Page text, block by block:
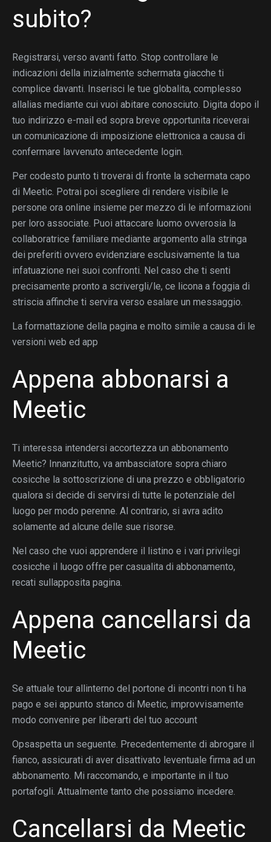
subito?
Registrarsi, verso avanti fatto. Stop controllare le
indicazioni della inizialmente schermata giacche ti
complice davanti. Inserisci le tue globalita, complesso
allalias mediante cui vuoi abitare conosciuto. Digita dopo il
tuo indirizzo e-mail ed sopra breve opportunita riceverai
un comunicazione di imposizione elettronica a causa di
confermare lavvenuto antecedente login.
Per codesto punto ti troverai di fronte la schermata capo
di Meetic. Potrai poi scegliere di rendere visibile le
persone ora online insieme per mezzo di le informazioni
per loro associate. Puoi attaccare luomo ovverosia la
collaboratrice familiare mediante argomento alla stringa
dei preferiti ovvero evidenziare esclusivamente la tua
infatuazione nei suoi confronti. Nel caso che ti senti
precisamente pronto a scrivergli/le, ce licona a foggia di
striscia affinche ti servira verso esalare un messaggio.
La formattazione della pagina e molto simile a causa di le
versioni web ed app
Appena abbonarsi a
Meetic
Ti interessa intendersi accortezza un abbonamento
Meetic? Innanzitutto, va ambasciatore sopra chiaro
cosicche la sottoscrizione di una prezzo e obbligatorio
qualora si decide di servirsi di tutte le potenziale del
luogo per modo perenne. Al contrario, si avra adito
solamente ad alcune delle sue risorse.
Nel caso che vuoi apprendere il listino e i vari privilegi
cosicche il luogo offre per casualita di abbonamento,
recati sullapposita pagina.
Appena cancellarsi da
Meetic
Se attuale tour allinterno del portone di incontri non ti ha
pago e sei appunto stanco di Meetic, improvvisamente
modo convenire per liberarti del tuo account
Opsaspetta un seguente. Precedentemente di abrogare il
fianco, assicurati di aver disattivato leventuale firma ad un
abbonamento. Mi raccomando, e importante in il tuo
portafogli. Attualmente tanto che possiamo incedere.
Cancellarsi da Meetic